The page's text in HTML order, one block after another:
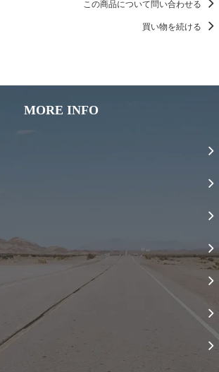
この商品について問い合わせる
買い物を続ける
MORE INFO